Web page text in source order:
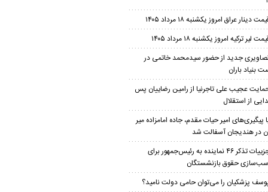
دینار عراق امروز یکشنبه ۱۸ مرداد ۱۴۰۵
لیر ترکیه امروز یکشنبه ۱۸ مرداد ۱۴۰۵
جدید از حضور سیدمحمد خاتمی در
بنیاد باران
عجیب علی تاجرنیا از رامین رضاییان پس
از استقلال
پیگیری‌های امیر حیات مقدم، جاده امامزاده میر
در هندیجان آسفالت شد
جزییات تذکر ۴۶ نماینده به رئیس‌جمهور برای
حقوق بازنشستگان
پزشکیان را می‌توان حامی دولت نامید؟